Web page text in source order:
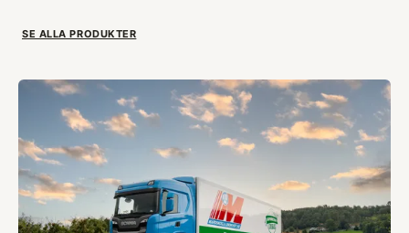
SE ALLA PRODUKTER